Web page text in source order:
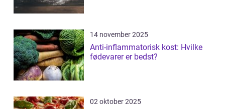
14 november 2025
Anti-inflammatorisk kost: Hvilke
fødevarer er bedst?
02 oktober 2025